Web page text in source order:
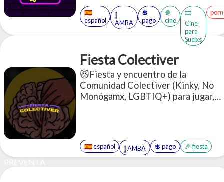
🇪🇸
español
𓉶
AMBA
💲
pago
🍿
cine
🎞️
Cine
para
Sucixs
Fiesta Colectiver
😻Fiesta y encuentro de la
Comunidad Colectiver (Kinky, No
Monógamx, LGBTIQ+) para jugar,
🇪🇸 español 𓉶 AMBA 💲 pago 🎉 fiesta
PREVENTA